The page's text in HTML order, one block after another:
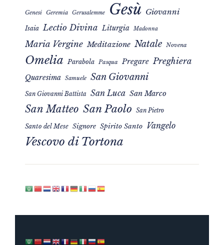
Genesi Geremia Gerusalemme Gesù Giovanni
Isaia Lectio Divina Liturgia Madonna
Maria Vergine Meditazione Natale Novena
Omelia Parabola Pasqua Pregare Preghiera
Quaresima Samuele San Giovanni
San Giovanni Battista San Luca San Marco
San Matteo San Paolo San Pietro
Santo del Mese Signore Spirito Santo Vangelo
Vescovo di Tortona